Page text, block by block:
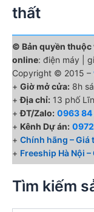
thất
© Bản quyền thuộc
online: điện máy |
Copyright © 2015 –
+ Giờ mở cửa: 8h
+Địa chỉ: 13 phố
+ĐT/Zalo: 0963 84
+ Kênh Dự án:
+ Chính hãng – Giá
+ Freeship Hà Nội
Tìm kiếm